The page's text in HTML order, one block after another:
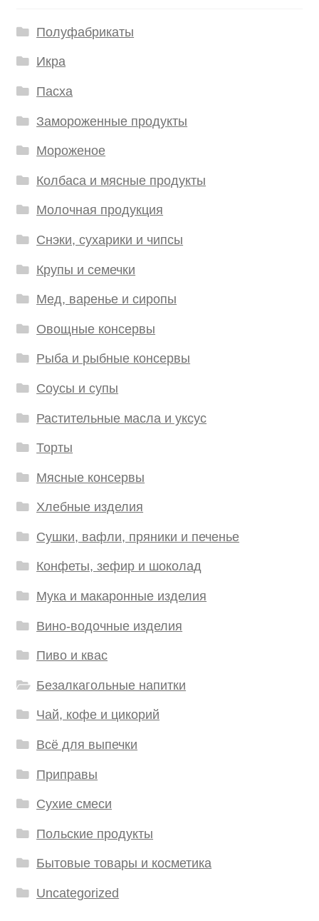
Полуфабрикаты
Икра
Пасха
Замороженные продукты
Мороженое
Колбаса и мясные продукты
Молочная продукция
Снэки, сухарики и чипсы
Крупы и семечки
Мед, варенье и сиропы
Овощные консервы
Рыба и рыбные консервы
Соусы и супы
Растительные масла и уксус
Торты
Мясные консервы
Хлебные изделия
Сушки, вафли, пряники и печенье
Конфеты, зефир и шоколад
Мука и макаронные изделия
Вино-водочные изделия
Пиво и квас
Безалкагольные напитки
Чай, кофе и цикорий
Всё для выпечки
Приправы
Сухие смеси
Польские продукты
Бытовые товары и косметика
Uncategorized